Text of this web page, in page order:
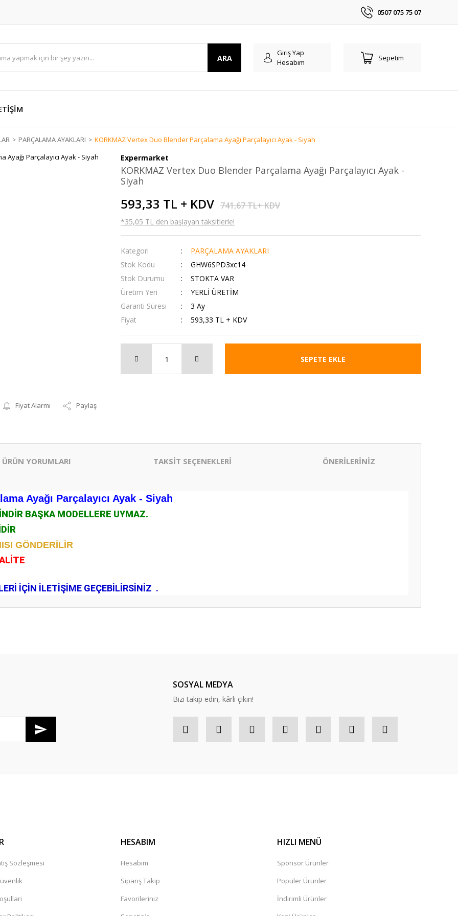
0507 075 75 07
ARA
Giriş Yap
Hesabım
Sepetim
PARÇALAMA AYAKLARI KORKMAZ Vertex Duo Blender Parçalama Ayağı Parçalayıcı Ayak - Siyah
Fiyat Alarmı Paylaş
Expermarket
KORKMAZ Vertex Duo Blender Parçalama Ayağı Parçalayıcı Ayak -
Siyah
593,33 TL + KDV 741,67 TL+ KDV
*35,05 TL den başlayan taksitlerle!
Kategori
PARÇALAMA AYAKLARI
Stok Kodu
GHW6SPD3xc14
Stok Durumu
STOKTA VAR
Üretim Yeri
YERLİ ÜRETİM
Garanti Süresi
3 Ay
Fiyat
593,33 TL + KDV
SEPETE EKLE
ÜRÜN YORUMLARI TAKSİT SEÇENEKLERİ ÖNERİLERİNİZ
Ayağı Parçalayıcı Ayak - Siyah
BAŞKA MODELLERE UYMAZ.
GÖNDERİLİR
İÇİN İLETİŞİME GEÇEBİLİRSİNİZ .
SOSYAL MEDYA
Bizi takip edin, kârlı çıkın!
Sözleşmesi
HESABIM
Hesabım
Sipariş Takip
Favorileriniz
HIZLI MENÜ
Sponsor Ürünler
Popüler Ürünler
İndirimli Ürünler